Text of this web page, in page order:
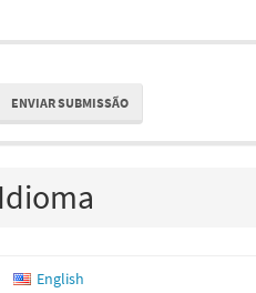
ENVIAR SUBMISSÃO
Idioma
English